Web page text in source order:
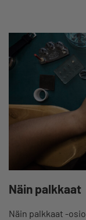
Näin palkkaat
Näin palkkaat -